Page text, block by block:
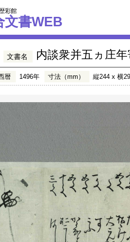
彩館
文書WEB
文書名 内談衆并五ヵ庄
暦 1496年 寸法（mm） 縦244 x 横